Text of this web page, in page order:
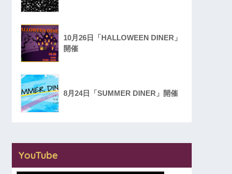
10月26日「HALLOWEEN DINER」
開催
8月24日「SUMMER DINER」開催
YouTube